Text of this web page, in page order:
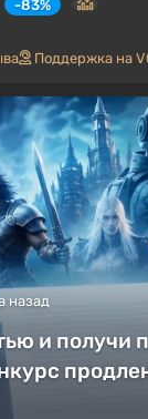
-83%
Поддержка на
назад
и получи